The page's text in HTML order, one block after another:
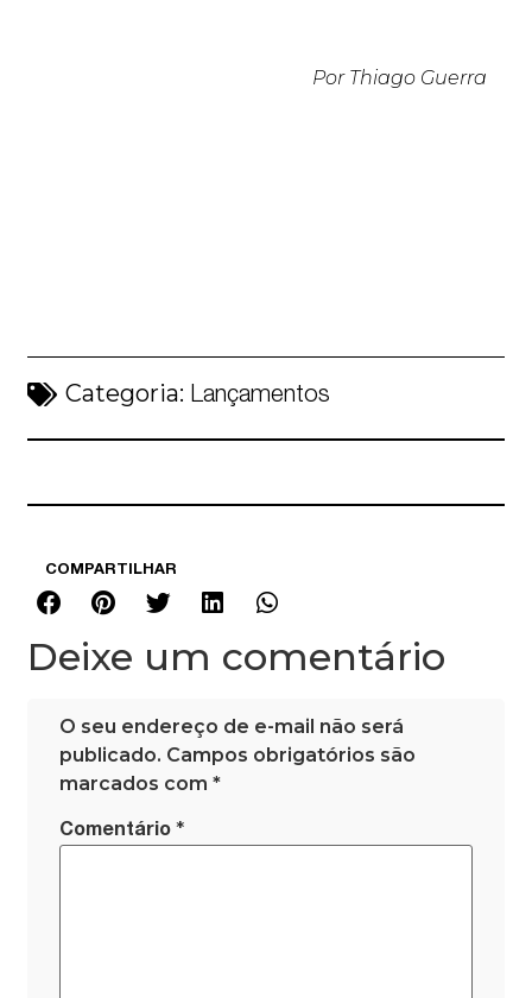
Por Thiago Guerra
Categoria: Lançamentos
COMPARTILHAR
Deixe um comentário
O seu endereço de e-mail não será
publicado. Campos obrigatórios são
marcados com*
Comentário*